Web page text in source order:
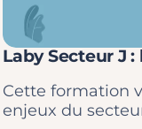
Laby Secteur J
Cette formation
enjeux du